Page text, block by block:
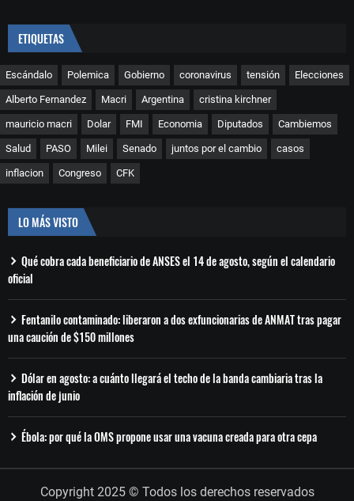
ETIQUETAS
Escándalo Polemica Gobierno coronavirus tensión Elecciones
Alberto Fernandez Macri Argentina cristina kirchner
mauricio macri Dolar FMI Economia Diputados Cambiemos
Salud PASO Milei Senado juntos por el cambio casos
inflacion Congreso CFK
LO MÁS VISTO
Qué cobra cada beneficiario de ANSES el 14 de agosto, según el calendario
oficial
Fentanilo contaminado: liberaron a dos exfuncionarias de ANMAT tras pagar
una caución de $150 millones
Dólar en agosto: a cuánto llegará el techo de la banda cambiaria tras la
inflación de junio
Ébola: por qué la OMS propone usar una vacuna creada para otra cepa
Copyright 2025 © Todos los derechos reservados